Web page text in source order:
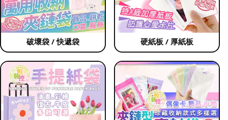
破壞袋 / 快遞袋 硬紙板 / 厚紙板